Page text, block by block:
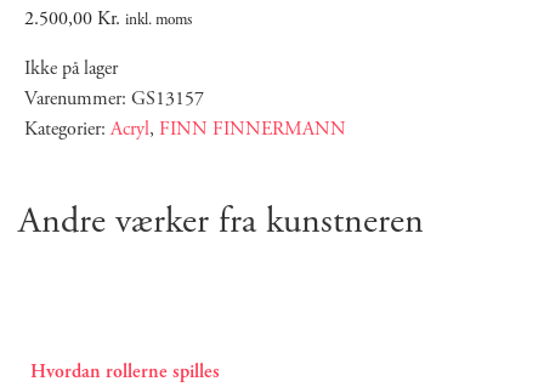
2.500,00Kr. inkl. moms
Ikke på lager
Varenummer: GS13157
Kategorier:Acryl, FINN FINNERMANN
Andre værker fra kunstneren
Hvordan rollerne spilles